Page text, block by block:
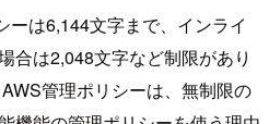
ーは6,144文字まで、インライ
合は2,048文字など制限があり
管理ポリシーは、無制限の